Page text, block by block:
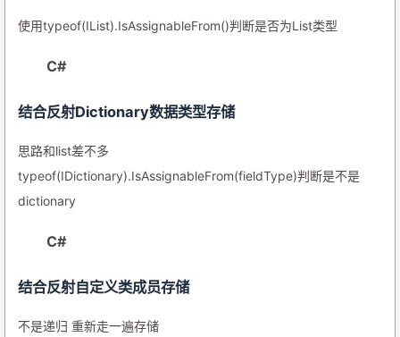
使用typeof(IList).IsAssignableFrom()判断是否为List类型
C#
结合反射Dictionary数据类型存储
思路和list差不多
typeof(IDictionary).IsAssignableFrom(fieldType)判断是不是
dictionary
C#
结合反射自定义类成员存储
不是递归 重新走一遍存储